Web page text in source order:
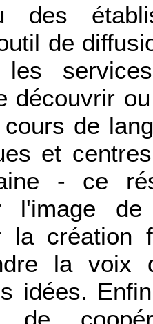
des
de
découvrir
de
et
- ce
l'image
la création
la voix
idées.
de